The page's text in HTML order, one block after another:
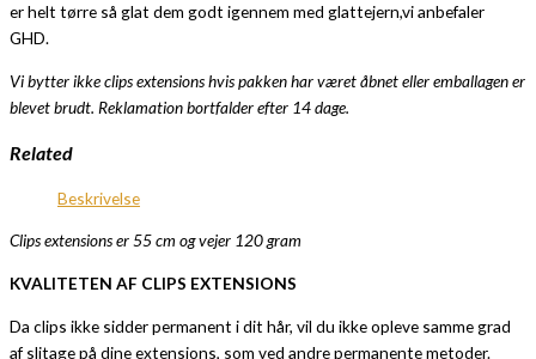
er helt tørre så glat dem godt igennem med glattejern,vi anbefaler
GHD.
Vi bytter ikke clips extensions hvis pakken har været åbnet eller emballagen er
blevet brudt. Reklamation bortfalder efter 14 dage.
Related
Beskrivelse
Clips extensions er 55 cm og vejer 120 gram
KVALITETEN AF CLIPS EXTENSIONS
Da clips ikke sidder permanent i dit hår, vil du ikke opleve samme grad
af slitage på dine extensions, som ved andre permanente metoder.